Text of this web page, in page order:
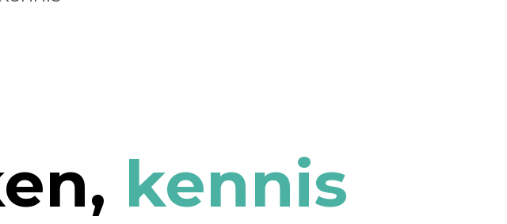
kennis